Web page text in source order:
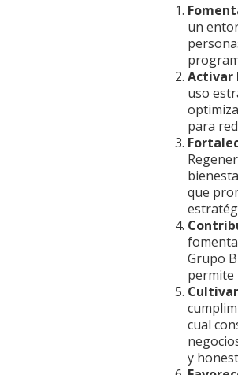
un
Activar
uso
para
que
Grupo
permite
cual
y